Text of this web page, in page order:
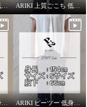
ARIKI 上質ごこち 低身長スタッフがはいてみました！ ARIKI 上質ごこち 低身長スタッフがはいてみました！
ARIKI ピーツー 低身長スタッフがはいてみました！ ARIKI ピーツー 低身長スタッフがはいてみました！